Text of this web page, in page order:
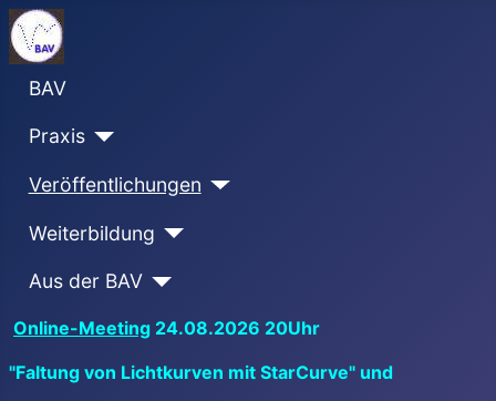
BAV
Praxis
Veröffentlichungen
Weiterbildung
Aus der BAV
Online-Meeting 24.08.2026 20Uhr
"Faltung von Lichtkurven mit StarCurve" und